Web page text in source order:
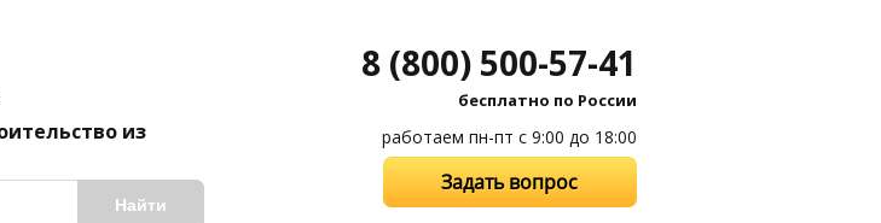
из
Найти
8 (800) 500-57-41
бесплатно по России
работаем пн-пт с 9:00 до 18:00
Задать вопрос